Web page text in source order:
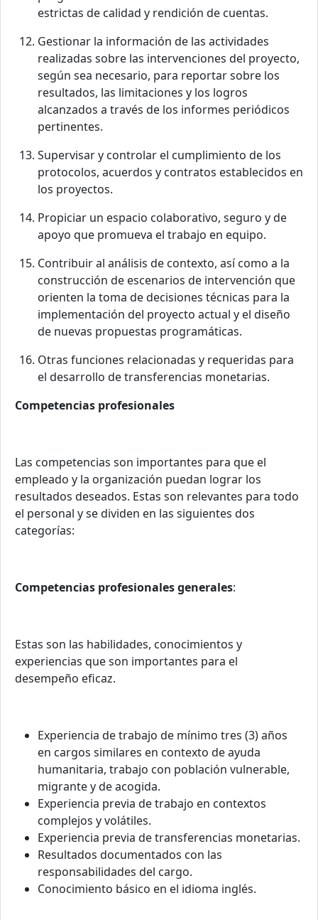
estrictas de calidad y rendición de cuentas.
Gestionar la información de las actividades
realizadas sobre las intervenciones del proyecto,
según sea necesario, para reportar sobre los
resultados, las limitaciones y los logros
alcanzados a través de los informes periódicos
pertinentes.
Supervisar y controlar el cumplimiento de los
protocolos, acuerdos y contratos establecidos en
los proyectos.
Propiciar un espacio colaborativo, seguro y de
apoyo que promueva el trabajo en equipo.
Contribuir al análisis de contexto, así como a la
construcción de escenarios de intervención que
orienten la toma de decisiones técnicas para la
implementación del proyecto actual y el diseño
de nuevas propuestas programáticas.
Otras funciones relacionadas y requeridas para
el desarrollo de transferencias monetarias.
Competencias profesionales
Las competencias son importantes para que el
empleado y la organización puedan lograr los
resultados deseados. Estas son relevantes para todo
el personal y se dividen en las siguientes dos
categorías:
Competencias profesionales generales:
Estas son las habilidades, conocimientos y
experiencias que son importantes para el
desempeño eficaz.
Experiencia de trabajo de mínimo tres (3) años
en cargos similares en contexto de ayuda
humanitaria, trabajo con población vulnerable,
migrante y de acogida.
Experiencia previa de trabajo en contextos
complejos y volátiles.
Experiencia previa de transferencias monetarias.
Resultados documentados con las
responsabilidades del cargo.
Conocimiento básico en el idioma inglés.